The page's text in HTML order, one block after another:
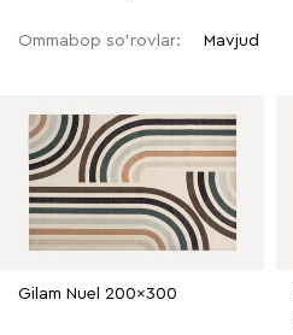
Ommabop so'rovlar: Mavjud
Gilam Nuel 200x300